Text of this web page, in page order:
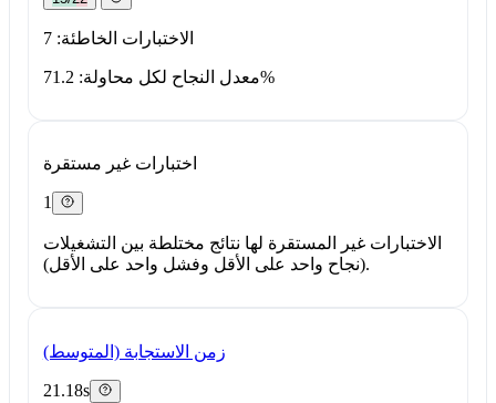
الاختبارات الخاطئة: 7
معدل النجاح لكل محاولة: 71.2%
اختبارات غير مستقرة
1
الاختبارات غير المستقرة لها نتائج مختلطة بين التشغيلات
(نجاح واحد على الأقل وفشل واحد على الأقل).
زمن الاستجابة (المتوسط)
21.18s